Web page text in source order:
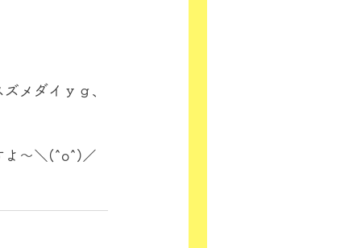
メダイｙｇ、
よ～＼(^o^)／